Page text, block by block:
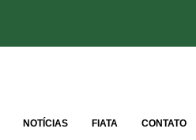
NOTÍCIAS FIATA CONTATO